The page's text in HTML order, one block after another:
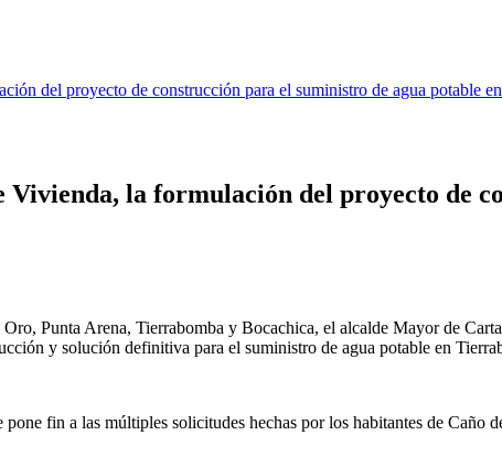
del proyecto de construcción para el suministro de agua potable
la formulación del proyecto de
Punta Arena, Tierrabomba y Bocachica, el alcalde Mayor de
y solución definitiva para el suministro de agua potable en
fin a las múltiples solicitudes hechas por los habitantes de Caño